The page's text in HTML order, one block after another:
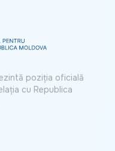
poziția oficială
cu Republica